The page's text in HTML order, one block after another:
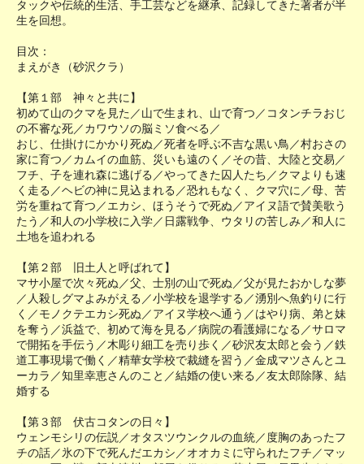
タックや伝統的生活、手工芸などを継承、記録してきた著者が半
生を回想。
目次：
まえがき（砂沢クラ）
【第１部 神々と共に】
初めて山のクマを見た／山で生まれ、山で育つ／コタンチラおじ
の不審な死／カワウソの脳ミソ食べる／
おじ、仕掛けにかかり死ぬ／死者を呼ぶ不吉な黒い鳥／村おさの
家に育つ／カムイの血筋、災いも遠のく／その昔、大陸と交易／
フチ、子を連れ森に逃げる／やってきた囚人たち／クマよりも速
く走る／ヘビの神に見込まれる／恐れもなく、クマ穴に／母、苦
労を重ねて育つ／エカシ、ほうそうで死ぬ／アイヌ語で賛美歌う
たう／和人の小学校に入学／日露戦争、ウタリの苦しみ／和人に
土地を追われる
【第２部 旧土人と呼ばれて】
マサ小屋で次々死ぬ／父、士別の山で死ぬ／父が見たおかしな夢
／人殺しグマよみがえる／小学校を退学する／湧別へ魚釣りに行
く／モノクテエカシ死ぬ／アイヌ学校へ通う／はやり病、弟と妹
を奪う／浜益で、初めて海を見る／病院の看護婦になる／サロマ
で開拓を手伝う／木彫り細工を売り歩く／砂沢友太郎と会う／鉄
道工事現場で働く／精華女学校で裁縫を習う／金成マツさんとユ
ーカラ／知里幸恵さんのこと／結婚の使い来る／友太郎除隊、結
婚する
【第３部 伏古コタンの日々】
ウェンモシリの伝説／オタスツウンクルの血統／度胸のあったフ
チの話／氷の下で死んだエカシ／オオカミに守られたフチ／マッ